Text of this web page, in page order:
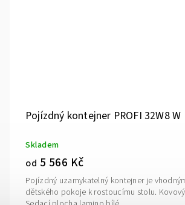
Pojízdný kontejner PROFI 32W8 W
Skladem
od 5 566 Kč
Pojízdný uzamykatelný kontejner je
dětského pokoje k rostoucímu stolu.